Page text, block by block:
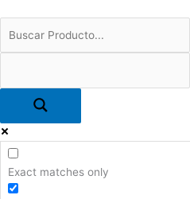
Exact matches only